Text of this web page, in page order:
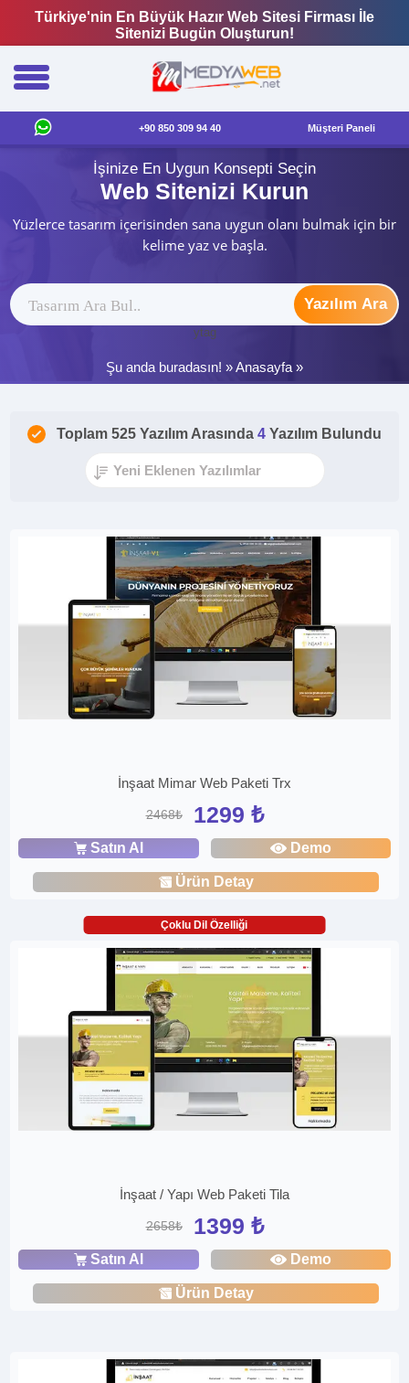
Türkiye'nin En Büyük Hazır Web Sitesi Firması İle
Sitenizi Bugün Oluşturun!
+90 850 309 94 40 Müşteri Paneli
İşinize En Uygun Konsepti Seçin
Web Sitenizi Kurun
Yüzlerce tasarım içerisinden sana uygun olanı bulmak için bir
kelime yaz ve başla.
Yazılım Ara
ytag
Şu anda buradasın! »Anasayfa »
Toplam 525 Yazılım Arasında 4 Yazılım Bulundu
İnşaat Mimar Web Paketi Trx
2468₺ 1299 ₺
Satın Al Demo
Ürün Detay
Çoklu Dil Özelliği
İnşaat / Yapı Web Paketi Tila
2658₺ 1399 ₺
Satın Al Demo
Ürün Detay